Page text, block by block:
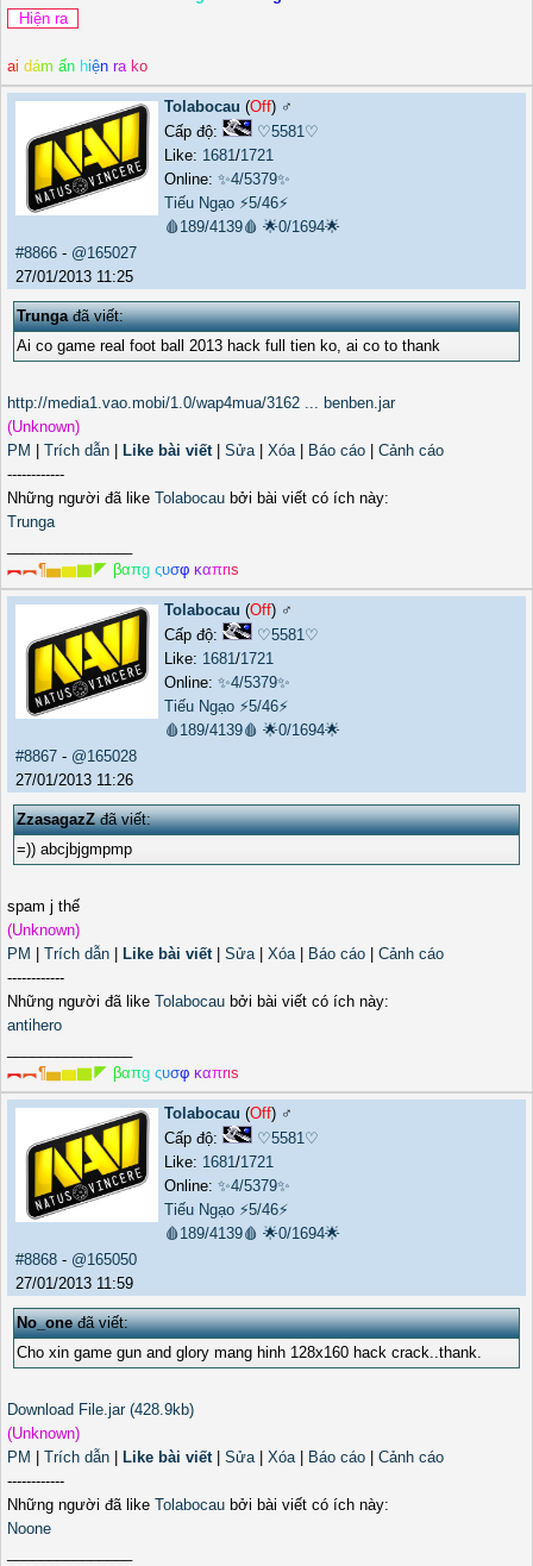
ai dám ấn hiện ra ko
Tolabocau (Off) ♂️
Cấp độ:
♡5581♡
Like: 1681/1721
Online: ✨4/5379✨
Tiếu Ngạo ⚡5/46⚡
🩸189/4139🩸 🌟0/1694🌟
#8866 - @165027
27/01/2013 11:25
Trungađã viết:
Ai co game real foot ball 2013 hack full tien ko, ai co to thank
http://media1.vao.mobi/1.0/wap4mua/3162 ... benben.jar
(Unknown)
PM
Trích dẫn Like bài viết| Sửa| Xóa| Báo cáo
Cảnh cáo
------------
Những người đã like Tolabocau bởi bài viết có ích này:
Trunga
︻︻¶▅▆▇◤ βαπg ςυσφ καπrιs
Tolabocau (Off) ♂️
Cấp độ:
♡5581♡
Like: 1681/1721
Online: ✨4/5379✨
Tiếu Ngạo ⚡5/46⚡
🩸189/4139🩸 🌟0/1694🌟
#8867 - @165028
27/01/2013 11:26
ZzasagazZđã viết:
=)) abcjbjgmpmp
spam j thế
(Unknown)
PM
Trích dẫn Like bài viết| Sửa| Xóa| Báo cáo
Cảnh cáo
------------
Những người đã like Tolabocau bởi bài viết có ích này:
antihero
︻︻¶▅▆▇◤ βαπg ςυσφ καπrιs
Tolabocau (Off) ♂️
Cấp độ:
♡5581♡
Like: 1681/1721
Online: ✨4/5379✨
Tiếu Ngạo ⚡5/46⚡
🩸189/4139🩸 🌟0/1694🌟
#8868 - @165050
27/01/2013 11:59
No_oneđã viết:
Cho xin game gun and glory mang hinh 128x160 hack crack..thank.
Download File.jar (428.9kb)
(Unknown)
PM
Trích dẫn Like bài viết| Sửa| Xóa| Báo cáo
Cảnh cáo
------------
Những người đã like Tolabocau bởi bài viết có ích này:
Noone